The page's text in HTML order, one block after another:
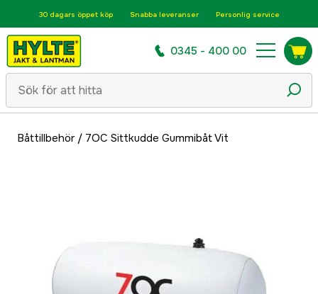
30 dagars öppet köp Snabba leveranser Personlig service
0345 - 400 00
Båttillbehör/ 7OC Sittkudde Gummibåt Vit